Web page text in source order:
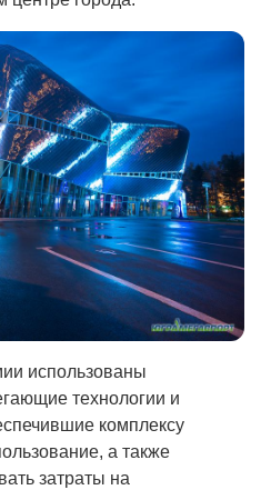
использованы
технологии и
комплексу
а также
затраты на